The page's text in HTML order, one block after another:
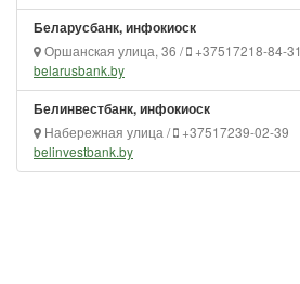
Беларусбанк, инфокиоск
Оршанская улица, 36 /
+37517218-84-31
belarusbank.by
Белинвестбанк, инфокиоск
Набережная улица /
+37517239-02-39
belinvestbank.by